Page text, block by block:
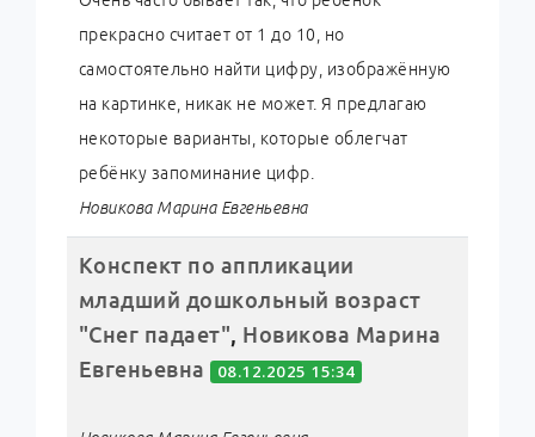
прекрасно считает от 1 до 10, но
самостоятельно найти цифру, изображённую
на картинке, никак не может. Я предлагаю
некоторые варианты, которые облегчат
ребёнку запоминание цифр.
Новикова Марина Евгеньевна
Конспект по аппликации
младший дошкольный возраст
"Снег падает", Новикова Марина
Евгеньевна
08.12.2025 15:34